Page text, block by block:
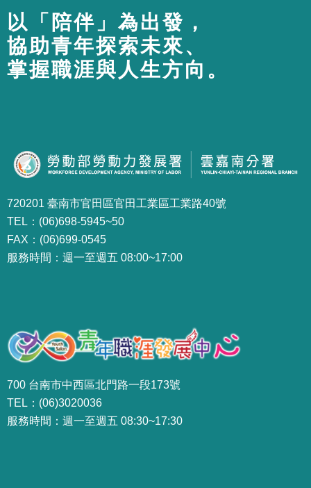
以「陪伴」為出發，
協助青年探索未來、
掌握職涯與人生方向。
720201 臺南市官田區官田工業區工業路40號
TEL：(06)698-5945~50
FAX：(06)699-0545
服務時間：週一至週五 08:00~17:00
700 台南市中西區北門路一段173號
TEL：(06)3020036
服務時間：週一至週五 08:30~17:30